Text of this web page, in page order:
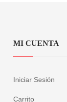
MI CUENTA
Iniciar Sesión
Carrito